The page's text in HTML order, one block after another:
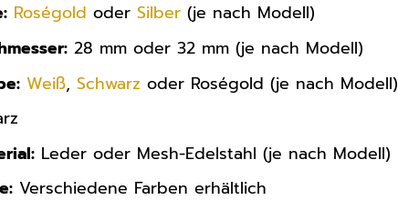
Roségold oderSilber (je nach Modell)
28 mm oder 32 mm (je nach Modell)
Weiß,Schwarz oder Roségold (je nach Modell)
Leder oder Mesh-Edelstahl (je nach Modell)
Verschiedene Farben erhältlich